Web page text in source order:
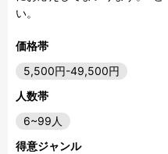
価格帯
5,500円-49,500円
人数帯
6~99人
得意ジャンル